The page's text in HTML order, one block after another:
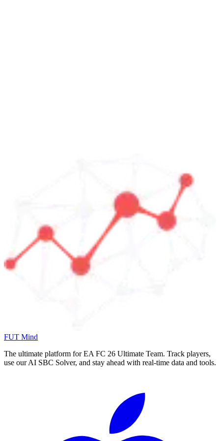
FUT Mind
The ultimate platform for EA FC 26 Ultimate Team. Track players,
use our AI SBC Solver, and stay ahead with real-time data and tools.